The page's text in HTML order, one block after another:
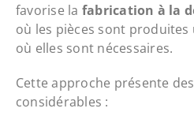
favorise la fabrication à la
où les pièces sont
où elles sont nécessaires.
Cette approche présente
considérables :